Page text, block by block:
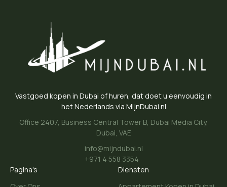
Vastgoed kopen in Dubai of huren, dat doet u eenvoudig in
het Nederlands via MijnDubai.nl
Office 2407, Business Central Tower B, Dubai Media City,
Dubai, VAE
info@mijndubai.nl
+971 4 558 3354
Pagina's
Diensten